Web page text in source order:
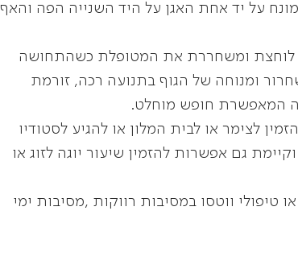
על יד אחת האגן על היד השנייה הפה והאף
לוחצת ומשחררת את המטופלת כשהתחושה
ומנוחה של הגוף בתנועה רכה, זורמת
המאפשרת חופש מוחלט.
לצימר או לבית המלון או להגיע לסטודיו
גם אפשרות להזמין שיעור יוגה לזוג או
טיפולי ווטסו במסיבות רווקות ,מסיבות ימי